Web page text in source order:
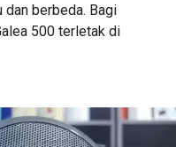
dan berbeda. Bagi
500 terletak di